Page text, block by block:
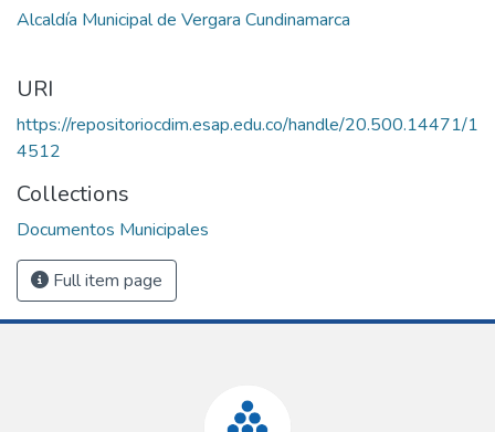
Alcaldía Municipal de Vergara Cundinamarca
URI
https://repositoriocdim.esap.edu.co/handle/20.500.14471/1
4512
Collections
Documentos Municipales
Full item page